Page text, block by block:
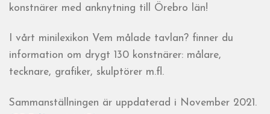
konstnärer med anknytning till Örebro län!
I vårt minilexikon Vem målade tavlan? finner du
information om drygt 130 konstnärer: målare,
tecknare, grafiker, skulptörer m.fl.
Sammanställningen är uppdaterad i November 2021.